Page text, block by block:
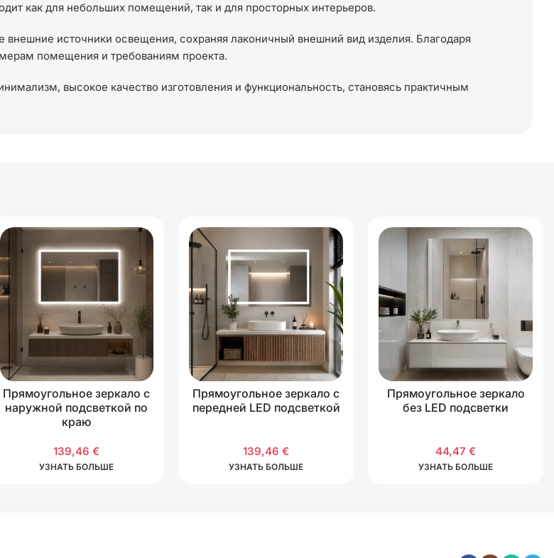
как для небольших помещений, так и для просторных интерьеров.
внешние источники освещения, сохраняя лаконичный внешний вид изделия. Благодаря
помещения и требованиям проекта.
высокое качество изготовления и функциональность, становясь практичным
Прямоугольное зеркало с
наружной подсветкой по
краю
139,46€
УЗНАТЬ БОЛЬШЕ
Прямоугольное зеркало с
передней LED подсветкой
139,46€
УЗНАТЬ БОЛЬШЕ
Прямоугольное зеркало
без LED подсветки
44,47€
УЗНАТЬ БОЛЬШЕ